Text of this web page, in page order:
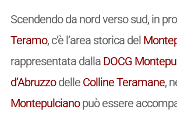
Scendendo da nord verso sud, in
Teramo, c’è l’area storica del
rappresentata dalla DOCG
d’Abruzzodelle Colline Teramane,
Montepulcianopuò essere